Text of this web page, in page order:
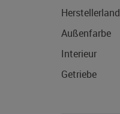
Herstellerland
Außenfarbe
Interieur
Getriebe